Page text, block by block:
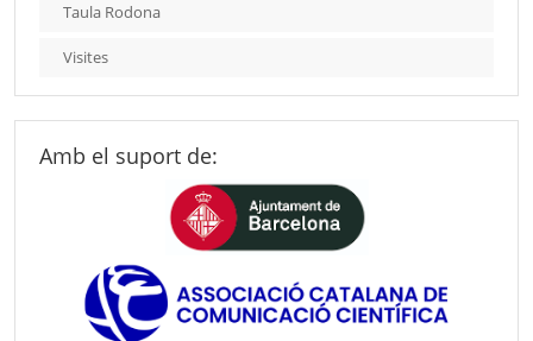
Taula Rodona
Visites
Amb el suport de: